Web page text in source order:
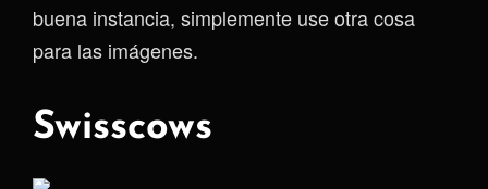
buena instancia, simplemente use otra cosa
para las imágenes.
Swisscows